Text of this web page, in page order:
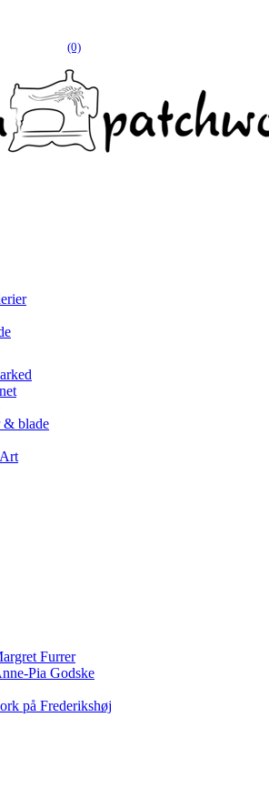
(0)
& blade
Furrer
Pia Godske
på Frederikshøj